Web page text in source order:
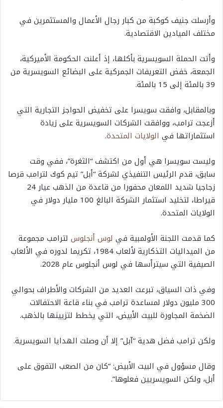
وأرسلت جنيف كوكبة من كبار رجال الأعمال والمستثمرين في
مختلف الميادين الاقتصادية.
وأتت الحملة السويسرية بأكلها، إذ أعلنت الحكومة الأميركية،
الجمعة، خفض التعريفات الجمركية على البضائع السويسرية من
39 بالمئة إلى 15 بالمئة.
وبالمقابل، وافقت سويسرا على تخفيض الحواجز التجارية التي
أزعجت ترامب، ووافقت الشركات السويسرية على زيادة
استثماراتها في الولايات المتحدة.
وليست سويسرا هي أول من اكتشف “الثغرة”، ففي وقت
سابق، قدم الرئيس التنفيذي لشركة “أبل” تيم كوك لترامب قرصا
زجاجيا شديد اللمعان محفورا من قاعدة من الذهب عيار 24
قيراطا، لتخليد استثمار الشركة البالغ 100 مليار دولار في
الولايات المتحدة.
كما قدمت اللجنة الأولمبية في لوس أنجلوس لترامب مجموعة
من الميداليات التذكارية لألعاب 1984، تكريما لدوره في الألعاب
الصيفية التي سيترأسها في لوس أنجلوس عام 2028.
وفي ذات السياق، تبرعت العديد من الشركات والأطراف بحوالي
300 مليون دولار لمساعدة ترامب في بناء قاعة الاحتفالات
الضخمة المجاورة للبيت الأبيض، التي يخطط لتزيينها بالذهب.
ولكن ترامب فضل هدية “آبل” إلا أن وصلت الهدايا السويسرية.
وقال مسؤول في البيت الأبيض: “كان من الصعب التفوق على
أبل، ولكن السويسريين فعلوها”.